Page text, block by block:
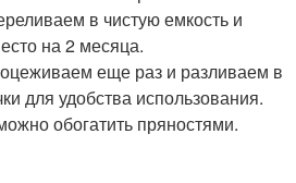
в чистую емкость и
на 2 месяца.
еще раз и разливаем в
для удобства использования.
обогатить пряностями.